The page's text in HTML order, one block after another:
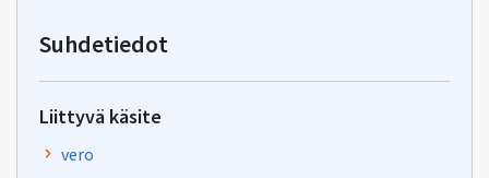
Suhdetiedot
Liittyvä käsite
vero